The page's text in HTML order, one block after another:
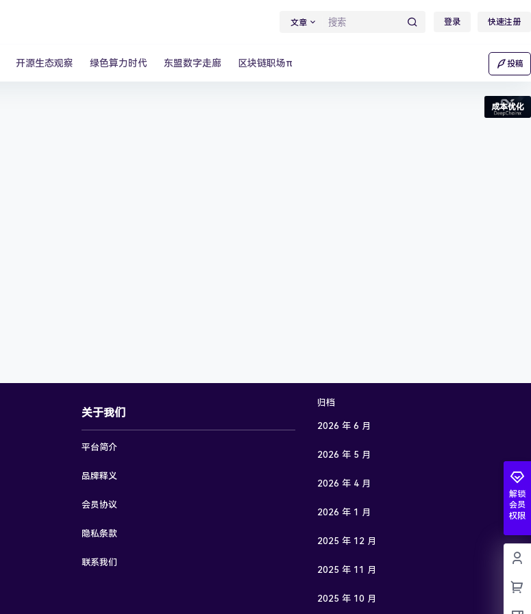
文章 登录 快速注册
开源生态观察 绿色算力时代 东盟数字走廊 区块链职场π 投稿
成本优化
解锁
会员
权限
关于我们
平台简介
品牌释义
会员协议
隐私条款
联系我们
归档
2026 年 6 月
2026 年 5 月
2026 年 4 月
2026 年 1 月
2025 年 12 月
2025 年 11 月
2025 年 10 月